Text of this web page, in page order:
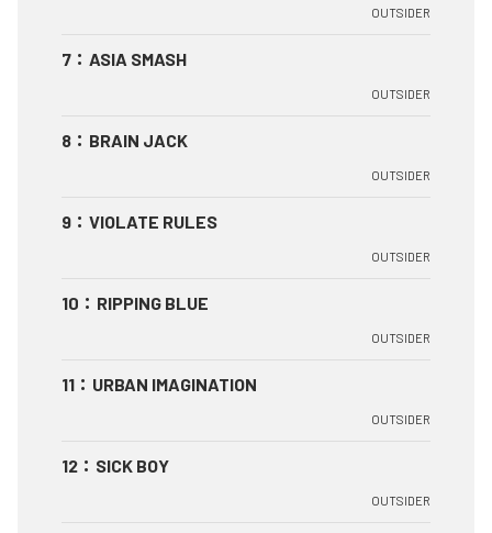
OUTSIDER
7 ： ASIA SMASH
OUTSIDER
8 ： BRAIN JACK
OUTSIDER
9 ： VIOLATE RULES
OUTSIDER
10 ： RIPPING BLUE
OUTSIDER
11 ： URBAN IMAGINATION
OUTSIDER
12 ： SICK BOY
OUTSIDER